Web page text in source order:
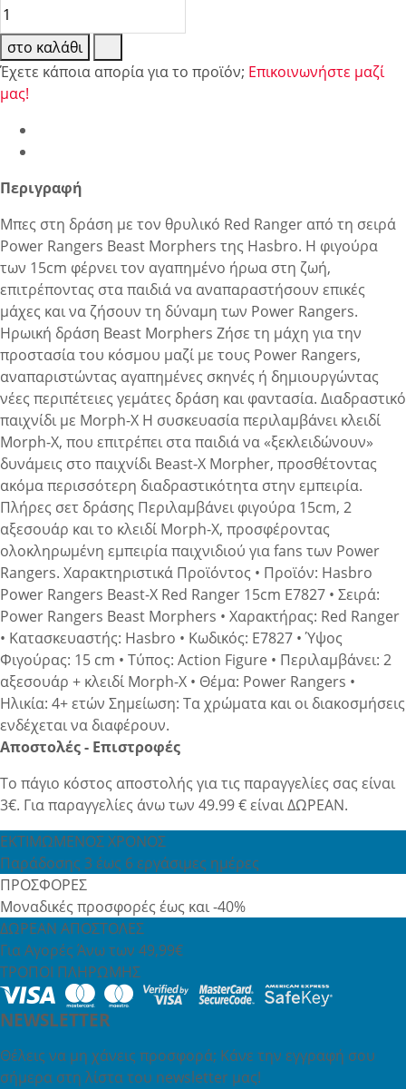
στο καλάθι
Έχετε κάποια απορία για το προϊόν; Επικοινωνήστε μαζί
μας!
Περιγραφή
Μπες στη δράση με τον θρυλικό Red Ranger από τη σειρά
Power Rangers Beast Morphers της Hasbro. Η φιγούρα
των 15cm φέρνει τον αγαπημένο ήρωα στη ζωή,
επιτρέποντας στα παιδιά να αναπαραστήσουν επικές
μάχες και να ζήσουν τη δύναμη των Power Rangers.
Ηρωική δράση Beast Morphers Ζήσε τη μάχη για την
προστασία του κόσμου μαζί με τους Power Rangers,
αναπαριστώντας αγαπημένες σκηνές ή δημιουργώντας
νέες περιπέτειες γεμάτες δράση και φαντασία. Διαδραστικό
παιχνίδι με Morph-X Η συσκευασία περιλαμβάνει κλειδί
Morph-X, που επιτρέπει στα παιδιά να «ξεκλειδώνουν»
δυνάμεις στο παιχνίδι Beast-X Morpher, προσθέτοντας
ακόμα περισσότερη διαδραστικότητα στην εμπειρία.
Πλήρες σετ δράσης Περιλαμβάνει φιγούρα 15cm, 2
αξεσουάρ και το κλειδί Morph-X, προσφέροντας
ολοκληρωμένη εμπειρία παιχνιδιού για fans των Power
Rangers. Χαρακτηριστικά Προϊόντος • Προϊόν: Hasbro
Power Rangers Beast-X Red Ranger 15cm E7827 • Σειρά:
Power Rangers Beast Morphers • Χαρακτήρας: Red Ranger
• Κατασκευαστής: Hasbro • Κωδικός: E7827 • Ύψος
Φιγούρας: 15 cm • Τύπος: Action Figure • Περιλαμβάνει: 2
αξεσουάρ + κλειδί Morph-X • Θέμα: Power Rangers •
Ηλικία: 4+ ετών Σημείωση: Τα χρώματα και οι διακοσμήσεις
ενδέχεται να διαφέρουν.
Αποστολές - Επιστροφές
Το πάγιο κόστος αποστολής για τις παραγγελίες σας είναι
3€. Για παραγγελίες άνω των 49.99 € είναι ΔΩΡΕΑΝ.
ΕΚΤΙΜΩΜΕΝΟΣ ΧΡΟΝΟΣ
Παράδοσης 3 έως 6 εργάσιμες ημέρες
ΠΡΟΣΦΟΡΕΣ
Μοναδικές προσφορές έως και -40%
ΔΩΡΕΑΝ ΑΠΟΣΤΟΛΕΣ
Για Αγορές Άνω των 49,99€
ΤΡΟΠΟΙ ΠΛΗΡΩΜΗΣ
NEWSLETTER
Θέλεις να μη χάνεις προσφορά; Κάνε την εγγραφή σου
σήμερα στη λίστα του newsletter μας!